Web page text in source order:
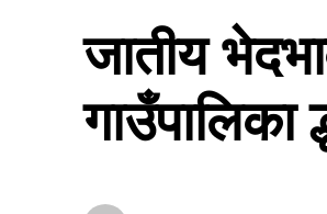
जातीय
गाउँपालिका